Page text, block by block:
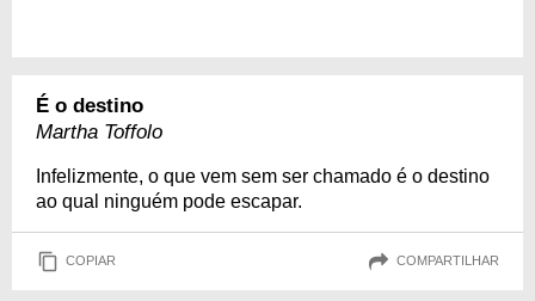
É o destino
Martha Toffolo
Infelizmente, o que vem sem ser chamado é o destino
ao qual ninguém pode escapar.
COPIAR COMPARTILHAR